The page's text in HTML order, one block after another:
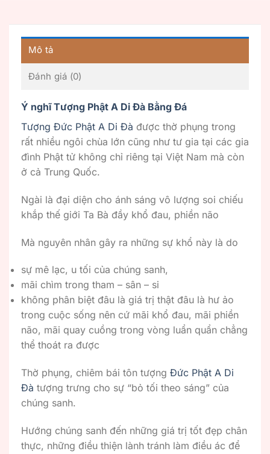
Mô tả
Đánh giá (0)
Ý nghĩ Tượng Phật A Di Đà Bằng Đá
Tượng Đức Phật A Di Đà được thờ phụng trong
rất nhiều ngôi chùa lớn cũng như tư gia tại các gia
đình Phật tử không chỉ riêng tại Việt Nam mà còn
ở cả Trung Quốc.
Ngài là đại diện cho ánh sáng vô lượng soi chiếu
khắp thế giới Ta Bà đầy khổ đau, phiền não
Mà nguyên nhân gây ra những sự khổ này là do
sự mê lạc, u tối của chúng sanh,
mãi chìm trong tham – sân – si
không phân biệt đâu là giá trị thật đâu là hư ảo
trong cuộc sống nên cứ mãi khổ đau, mãi phiền
não, mãi quay cuồng trong vòng luẩn quẩn chẳng
thể thoát ra được
Thờ phụng, chiêm bái tôn tượng Đức Phật A Di
Đà tượng trưng cho sự “bỏ tối theo sáng” của
chúng sanh.
Hướng chúng sanh đến những giá trị tốt đẹp chân
thực, những điều thiện lành tránh làm điều ác để